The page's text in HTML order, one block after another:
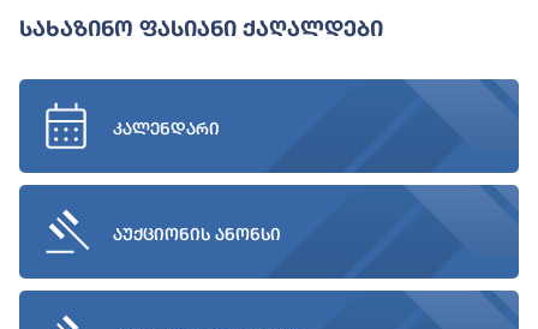
Სახაზინო Ფასიანი Ქაღალდები
კალენდარი
აუქციონის ანონსი